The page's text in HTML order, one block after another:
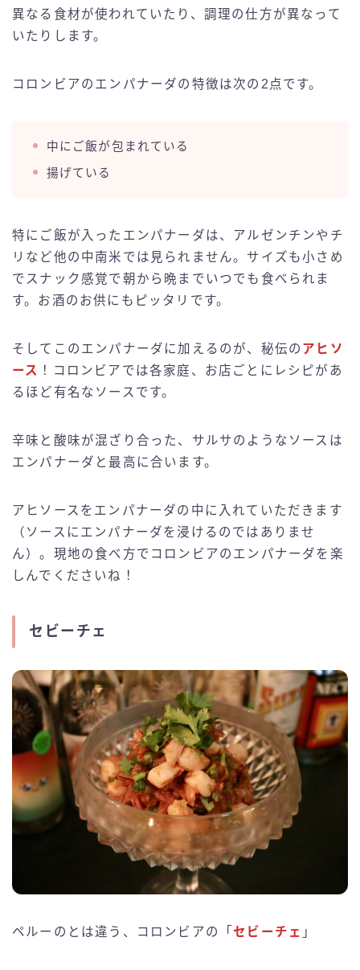
異なる食材が使われていたり、調理の仕方が異なって
いたりします。
コロンビアのエンパナーダの特徴は次の2点です。
中にご飯が包まれている
揚げている
特にご飯が入ったエンパナーダは、アルゼンチンやチ
リなど他の中南米では見られません。サイズも小さめ
でスナック感覚で朝から晩までいつでも食べられま
す。お酒のお供にもピッタリです。
そしてこのエンパナーダに加えるのが、秘伝の アヒソ
ース ！コロンビアでは各家庭、お店ごとにレシピがあ
るほど有名なソースです。
辛味と酸味が混ざり合った、サルサのようなソースは
エンパナーダと最高に合います。
アヒソースをエンパナーダの中に入れていただきます
（ソースにエンパナーダを浸けるのではありませ
ん）。現地の食べ方でコロンビアのエンパナーダを楽
しんでくださいね！
セビーチェ
ペルーのとは違う、コロンビアの「セビーチェ 」